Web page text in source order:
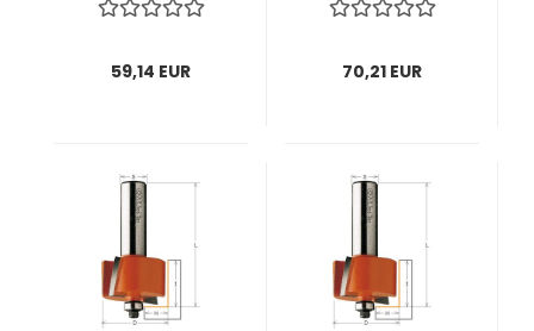
9,5mm; 1 VPE = 1
59,14 EUR
z2 ; Schnitttiefe
Stck
70,21 EUR